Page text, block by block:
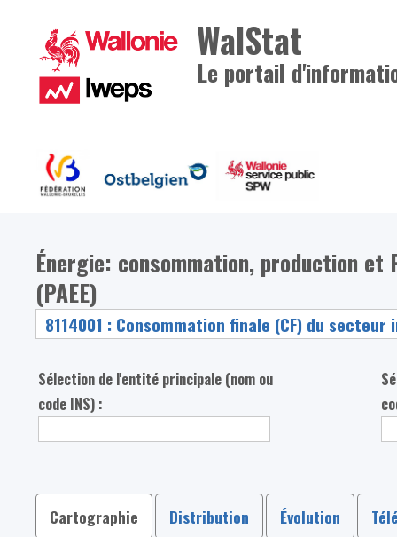
WalStat
Le portail
Énergie: consommation, production
(PAEE)
Sélection de l'entité principale (nom ou
code INS) :
Cartographie Distribution Évolution